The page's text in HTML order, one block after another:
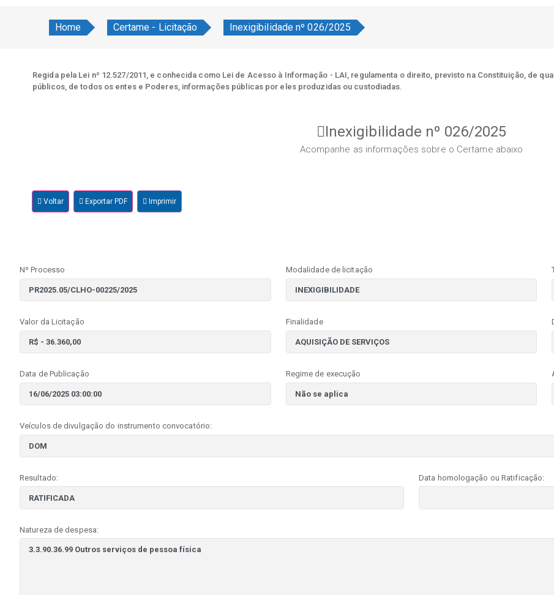
Home Certame - Licitação Inexigibilidade nº 026/2025
Regida pela Lei nº 12.527/2011, e conhecida como Lei de Acesso à Informação - LAI, regulamenta o direito, previsto na Constituição, de
públicos, de todos os entes e Poderes, informações públicas por eles produzidas ou custodiadas.
Inexigibilidade nº 026/2025
Acompanhe as informações sobre o Certame abaixo
Voltar Exportar PDF Imprimir
Nº Processo Modalidade de licitação
Valor da Licitação Finalidade
Data de Publicação Regime de execução
Veículos de divulgação do instrumento convocatório:
Resultado: Data homologação ou Ratificação:
Natureza de despesa: